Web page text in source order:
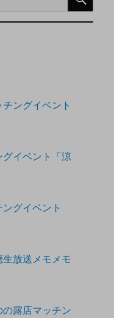
ングイベント
イベント「涼
グイベント
放送メモメモ
露店マッチン